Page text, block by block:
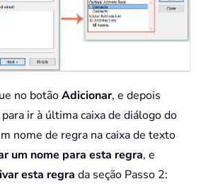
no botãoAdicionar, e depois
para ir à última caixa de diálogo do
nome de regra na caixa de texto
um nome para esta regra, e
esta regra da seção Passo 2: